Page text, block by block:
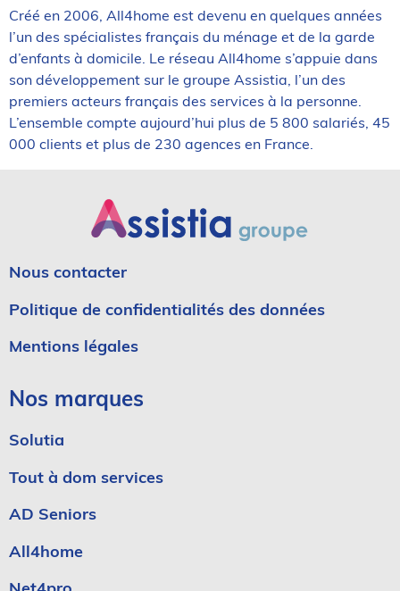
Créé en 2006, All4home est devenu en quelques années
l’un des spécialistes français du ménage et de la garde
d’enfants à domicile. Le réseau All4home s’appuie dans
son développement sur le groupe Assistia, l’un des
premiers acteurs français des services à la personne.
L’ensemble compte aujourd’hui plus de 5 800 salariés, 45
000 clients et plus de 230 agences en France.
Nous contacter
Politique de confidentialités des données
Mentions légales
Nos marques
Solutia
Tout à dom services
AD Seniors
All4home